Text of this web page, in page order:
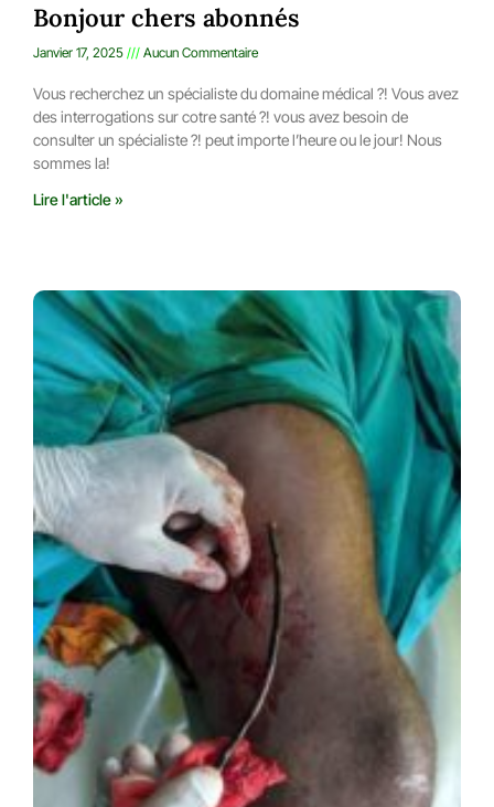
Bonjour chers abonnés
Janvier 17, 2025 Aucun Commentaire
Vous recherchez un spécialiste du domaine médical ?! Vous avez
des interrogations sur cotre santé ?! vous avez besoin de
consulter un spécialiste ?! peut importe l’heure ou le jour! Nous
sommes la!
Lire l'article »